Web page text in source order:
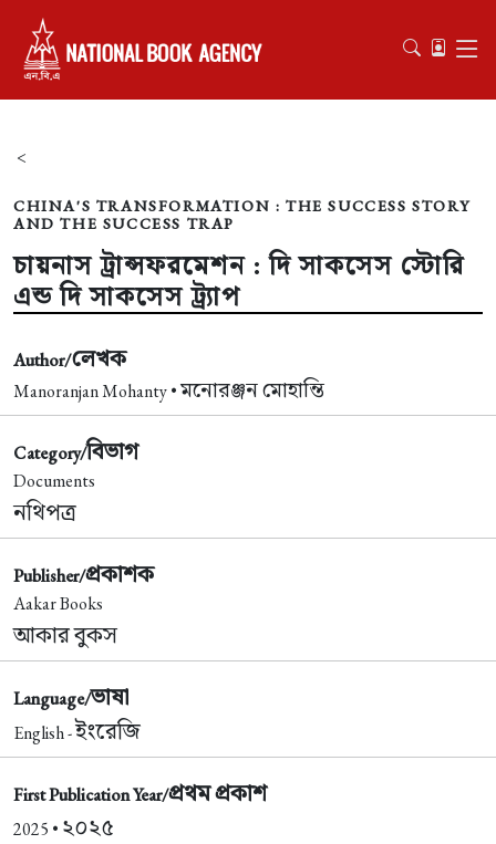
<
CHINA'S TRANSFORMATION : THE SUCCESS STORY
AND THE SUCCESS TRAP
চায়নাস ট্রান্সফরমেশন : দি সাকসেস স্টোরি
এন্ড দি সাকসেস ট্র্যাপ
Author/লেখক
Manoranjan Mohanty •মনোরঞ্জন মোহান্তি
Category/বিভাগ
Documents
নথিপত্র
Publisher/প্রকাশক
Aakar Books
আকার বুকস
Language/ভাষা
English -ইংরেজি
First Publication Year/প্রথম প্রকাশ
2025 • ২০২৫